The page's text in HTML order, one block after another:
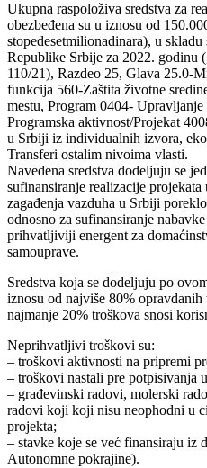
Ukupna raspoloživa sredstva za
obezbeđena su u iznosu od
stopedesetmilionadinara), u
Republike Srbije za 2022. godinu
110/21), Razdeo 25, Glava 25.0-
funkcija 560-Zaštita životne
mestu, Program 0404-
Programska aktivnost/Projekat
u Srbiji iz individualnih izvora,
Transferi ostalim nivoima vlasti.
Navedena sredstva dodeljuju se
sufinansiranje realizacije
zagađenja vazduha u Srbiji
odnosno za sufinansiranje
prihvatljiviji energent za
samouprave.
Sredstva koja se dodeljuju po
iznosu od najviše 80%
najmanje 20% troškova snosi
Neprihvatljivi troškovi su:
– troškovi aktivnosti na pripremi
– troškovi nastali pre potpisivanja
– građevinski radovi, molerski
radovi koji koji nisu neophodni u
projekta;
– stavke koje se već finansiraju iz
Autonomne pokrajine).